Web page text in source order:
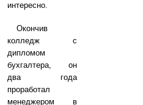
интересно.
Окончив
колледж с
дипломом
бухгалтера, он
два года
проработал
менеджером в